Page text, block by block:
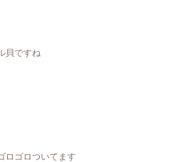
貝ですね
ロゴロついてます